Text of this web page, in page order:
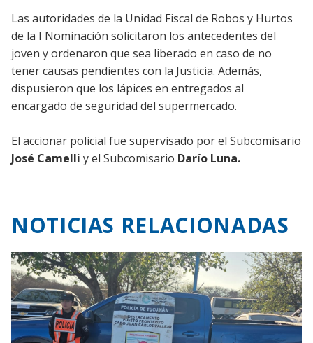
Las autoridades de la Unidad Fiscal de Robos y Hurtos
de la I Nominación solicitaron los antecedentes del
joven y ordenaron que sea liberado en caso de no
tener causas pendientes con la Justicia. Además,
dispusieron que los lápices en entregados al
encargado de seguridad del supermercado.
El accionar policial fue supervisado por el Subcomisario
José Camelli y el Subcomisario Darío Luna.
NOTICIAS RELACIONADAS